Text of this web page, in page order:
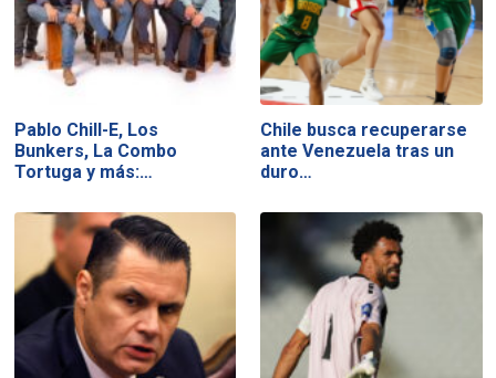
Pablo Chill-E, Los
Bunkers, La Combo
Tortuga y más:…
Chile busca recuperarse
ante Venezuela tras un
duro…